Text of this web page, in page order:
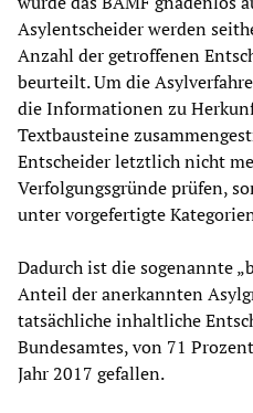
Asylentscheider werden
Anzahl der getroffenen
beurteilt. Um die
die Informationen zu
Textbausteine
Entscheider letztlich nicht
Verfolgungsgründe prüfen,
unter vorgefertigte
Dadurch ist die sogenannte
Anteil der anerkannten
tatsächliche inhaltliche
Bundesamtes, von 71
Jahr 2017 gefallen.